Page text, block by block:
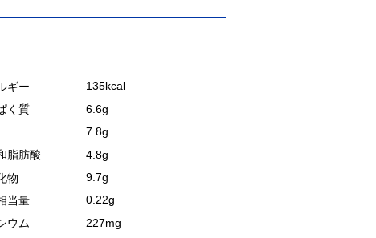
ギー
135kcal
く質
6.6g
7.8g
脂肪酸
4.8g
物
9.7g
当量
0.22g
ウム
227mg